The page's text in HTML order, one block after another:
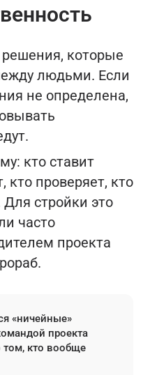
решения, которые
людьми. Если
не определена,
кто ставит
кто проверяет, кто
Для стройки это
часто
проекта
«ничейные»
проекта
том, кто вообще